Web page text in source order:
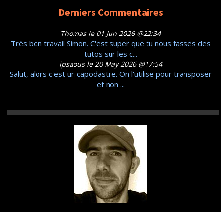
Derniers Commentaires
Thomas le 01 Jun 2026 @22:34
Très bon travail Simon. C'est super que tu nous fasses des
tutos sur les c...
ipsaous le 20 May 2026 @17:54
Salut, alors c'est un capodastre. On l'utilise pour transposer
et non ...